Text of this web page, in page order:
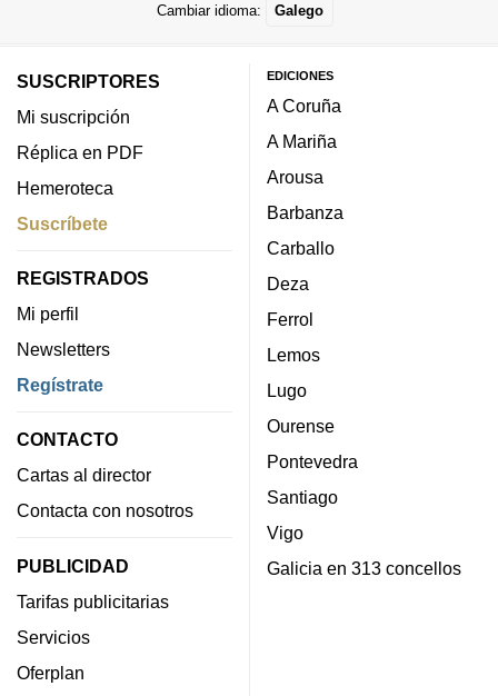
Cambiar idioma: Galego
SUSCRIPTORES
Mi suscripción
Réplica en PDF
Hemeroteca
Suscríbete
REGISTRADOS
Mi perfil
Newsletters
Regístrate
CONTACTO
Cartas al director
Contacta con nosotros
PUBLICIDAD
Tarifas publicitarias
Servicios
Oferplan
EDICIONES
A Coruña
A Mariña
Arousa
Barbanza
Carballo
Deza
Ferrol
Lemos
Lugo
Ourense
Pontevedra
Santiago
Vigo
Galicia en 313 concellos